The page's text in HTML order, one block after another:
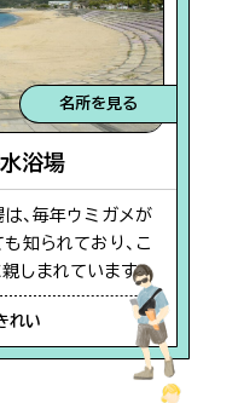
名所を見る
浴場
、毎年ウミガメが
知られており、こ
しまれています。
れい